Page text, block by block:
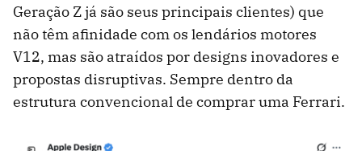
Geração Z já são seus principais clientes) que
não têm afinidade com os lendários motores
V12, mas são atraídos por designs inovadores e
propostas disruptivas. Sempre dentro da
estrutura convencional de comprar uma Ferrari.